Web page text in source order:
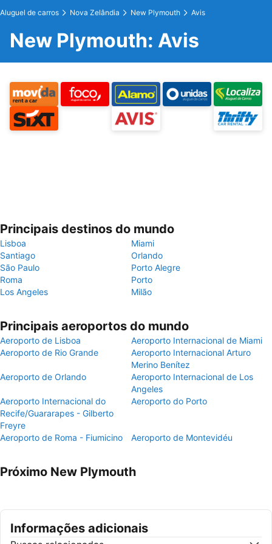
Aluguel de carros Nova Zelândia New Plymouth Avis
New Plymouth: Avis
Principais destinos do mundo
Lisboa
Miami
Santiago
Orlando
São Paulo
Porto Alegre
Roma
Porto
Los Angeles
Milão
Principais aeroportos do mundo
Aeroporto de Lisboa
Aeroporto Internacional de Miami
Aeroporto de Rio Grande
Aeroporto Internacional Arturo
Merino Benítez
Aeroporto de Orlando
Aeroporto Internacional de Los
Angeles
Aeroporto Internacional do
Recife/Guararapes - Gilberto
Freyre
Aeroporto do Porto
Aeroporto de Roma - Fiumicino Aeroporto de Montevidéu
Próximo New Plymouth
Informações adicionais